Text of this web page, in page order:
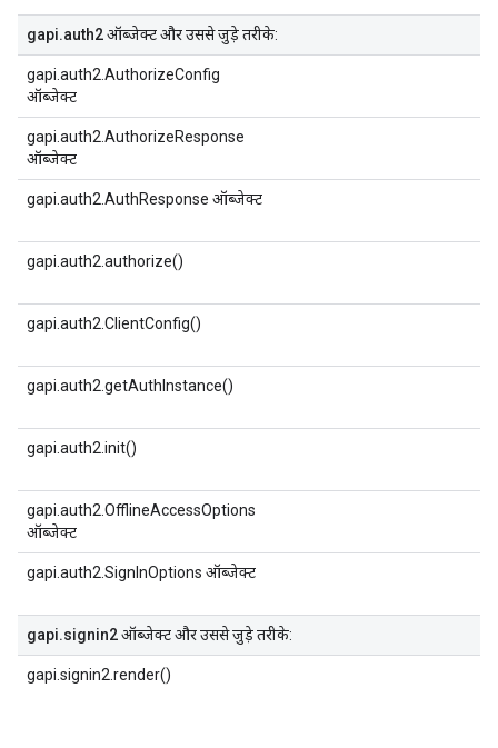
gapi.auth2ऑब्जेक्ट और उससे जुड़े तरीके:
gapi.auth2.AuthorizeConfig
ऑब्जेक्ट
gapi.auth2.AuthorizeResponse
ऑब्जेक्ट
gapi.auth2.AuthResponse ऑब्जेक्ट
gapi.auth2.authorize()
gapi.auth2.ClientConfig()
gapi.auth2.getAuthInstance()
gapi.auth2.init()
gapi.auth2.OfflineAccessOptions
ऑब्जेक्ट
gapi.auth2.SignInOptions ऑब्जेक्ट
gapi.signin2ऑब्जेक्ट और उससे जुड़े तरीके:
gapi.signin2.render()